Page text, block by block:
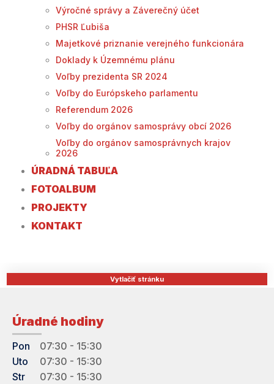
Výročné správy a Záverečný účet
PHSR Ľubiša
Majetkové priznanie verejného funkcionára
Doklady k Územnému plánu
Voľby prezidenta SR 2024
Voľby do Európskeho parlamentu
Referendum 2026
Voľby do orgánov samosprávy obcí 2026
Voľby do orgánov samosprávnych krajov
2026
ÚRADNÁ TABUĽA
FOTOALBUM
PROJEKTY
KONTAKT
Vytlačiť stránku
Úradné hodiny
Pon
07:30 - 15:30
Uto
07:30 - 15:30
Str
07:30 - 15:30